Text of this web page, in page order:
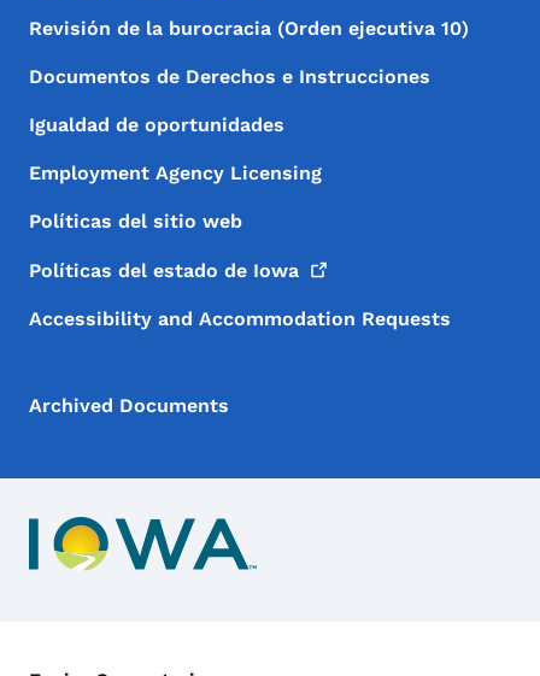
Revisión de la burocracia (Orden ejecutiva 10)
Documentos de Derechos e Instrucciones
Igualdad de oportunidades
Employment Agency Licensing
Políticas del sitio web
Políticas del estado de Iowa
Accessibility and Accommodation Requests
Archived Documents